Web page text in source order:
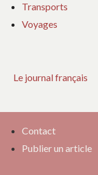
Transports
Voyages
Le journal français
Contact
Publier un article